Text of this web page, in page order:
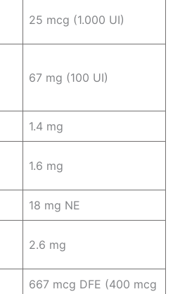
25 mcg (1.000 UI)
67 mg (100 UI)
1.4 mg
1.6 mg
18 mg NE
2.6 mg
667 mcg DFE (400 mcg